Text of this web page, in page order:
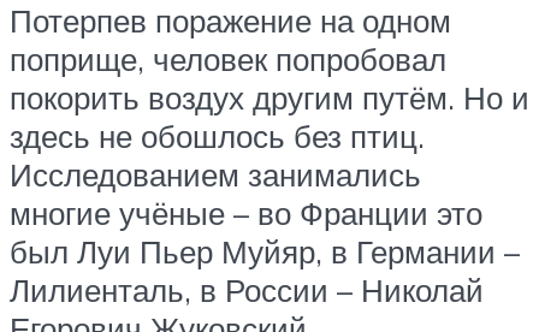
Потерпев поражение на одном
поприще, человек попробовал
покорить воздух другим путём. Но и
здесь не обошлось без птиц.
Исследованием занимались
многие учёные – во Франции это
был Луи Пьер Муйяр, в Германии –
Лилиенталь, в России – Николай